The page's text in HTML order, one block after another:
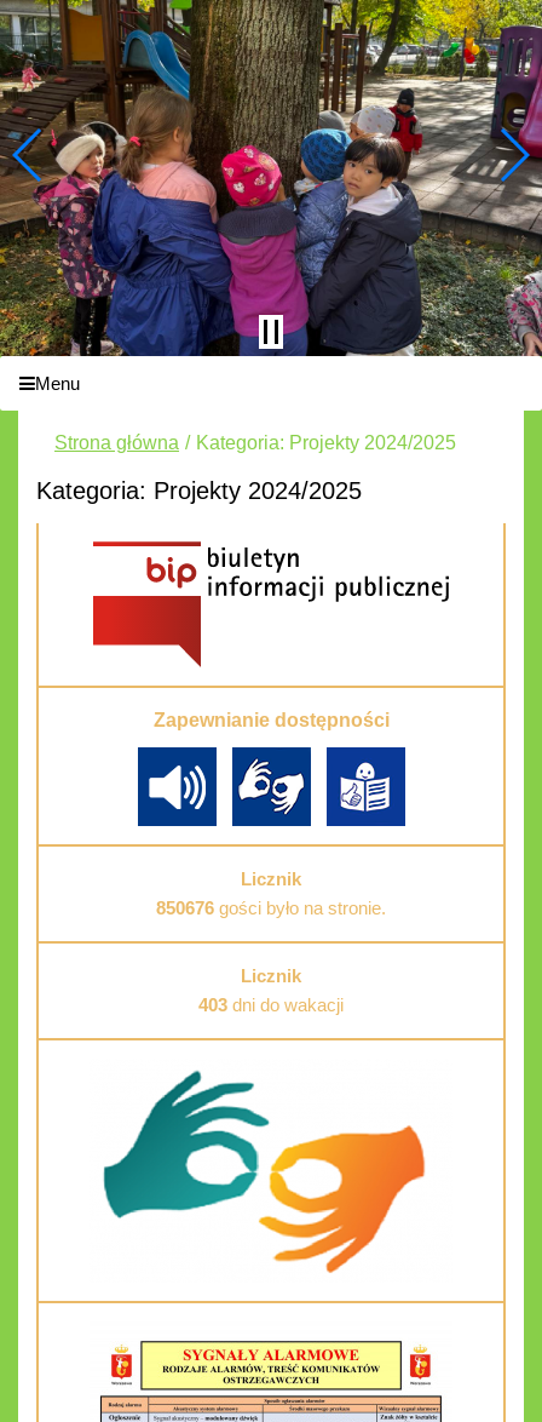
Menu
Strona główna Kategoria: Projekty 2024/2025
Zapewnianie dostępności
Licznik
850676 gości było na stronie.
Licznik
403 dni do wakacji
Kategoria: Projekty 2024/2025